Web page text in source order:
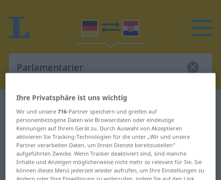
Deutsch-Kroatisch Wörterbuch
Deutsch-Kroatisch Übersetzung für
"Parlamentarier"
"Parlamentarier" Kroatisch
Ihre Privatsphäre ist uns wichtig
Wir und unsere716-Partner speichern und greifen auf
personenbezogene Daten wie Browserdaten oder eindeutige
Kennungen auf Ihrem Gerät zu. Durch Auswahl von Akzeptieren
aktivieren Sie Tracking-Technologien für die unter „Wir und unsere
Partner verarbeiten Daten, um Ihnen Dienste bereitzustellen“
aufgeführten Zwecke. Wenn Tracker deaktiviert sind, sind manche
Inhalte und Anzeigen möglicherweise nicht mehr so relevant für Sie. Sie
können dieses Menü jederzeit wieder aufrufen, um Ihre Einstellungen zu
ändern oder Ihre Einwilligung zu widerrufen, indem Sie auf den Link